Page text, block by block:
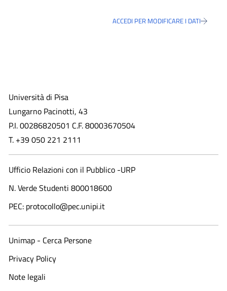
ACCEDI PER MODIFICARE I DATI
Università di Pisa
Lungarno Pacinotti, 43
P.I. 00286820501 C.F. 80003670504
T. +39 050 221 2111
Ufficio Relazioni con il Pubblico -URP
N. Verde Studenti 800018600​
PEC: protocollo@pec.unipi.it
Unimap - Cerca Persone
Privacy Policy
Note legali